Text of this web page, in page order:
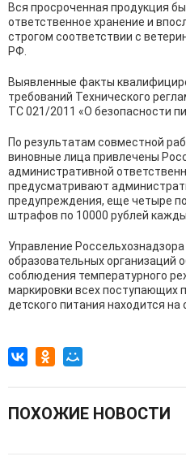
Вся просроченная продукция
ответственное хранение и
строгом соответствии с
РФ.
Выявленные факты
требований Технического
ТС 021/2011 «О безопасности
По результатам совместной
виновные лица привлечены
административной
предусматривают
предупреждения, еще четыре
штрафов по 10000 рублей
Управление
образовательных организаций
соблюдения температурного
маркировки всех поступающих
детского питания находится
ПОХОЖИЕ НОВОСТИ